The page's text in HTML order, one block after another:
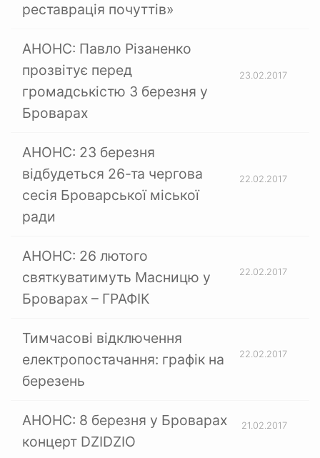
реставрація почуттів»
АНОНС: Павло Різаненко
прозвітує перед
громадськістю 3 березня у
Броварах
23.02.2017
АНОНС: 23 березня
відбудеться 26-та чергова
сесія Броварської міської
ради
22.02.2017
АНОНС: 26 лютого
святкуватимуть Масницю у
Броварах – ГРАФІК
22.02.2017
Тимчасові відключення
електропостачання: графік на
березень
22.02.2017
АНОНС: 8 березня у Броварах
концерт DZIDZIO
21.02.2017